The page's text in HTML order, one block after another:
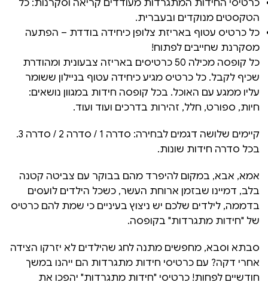
כרטיסי החידות המתגרדות מעודדים קריאה וסקרנות: כל
הטקסטים מנוקדים ובעברית.
כל כרטיס עטוף באריזת צלופן כיחידה בודדת – הפתעה
מסקרנת שחייבים לפתוח!
כל קופסה מכילה 50 כרטיסים באריזה צבעונית ומהודרת
שכיף לקבל. כל כרטיס מגיע כיחידה עטוף בניילון ששומר
עליו ממגע עם האוכל. בכל קופסה חידות במגוון נושאים:
חיות, ספורט, חלל, זהירות בדרכים ועוד ועוד.
קיימים שלושה דגמים לבחירה: סדרה 1 / סדרה 2 / סדרה 3.
בכל סדרה חידות שונות.
אמא, אבא, במקום להיפרד מהם בבוקר עם צביטה קטנה
בלב, דמיינו שבזמן ארוחת העשר, כשכל הילדים לועסים
בדממה, לילדים שלכם יש ניצוץ בעיניים כי שמת להם כרטיס
של "חידות מתגרדות" בקופסה.
סבתא וסבא, מחפשים מתנה לחג שהילדים לא יזרקו הצידה
אחרי דקה? עם כרטיסי חידות מתגרדות הם ייהנו במשך
חודשיים לפחות! כרטיסי "חידות מתגרדות" יהפכו את